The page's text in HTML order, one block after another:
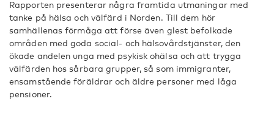
Rapporten presenterar några framtida utmaningar med
tanke på hälsa och välfärd i Norden. Till dem hör
samhällenas förmåga att förse även glest befolkade
områden med goda social- och hälsovårdstjänster, den
ökade andelen unga med psykisk ohälsa och att trygga
välfärden hos sårbara grupper, så som immigranter,
ensamstående föräldrar och äldre personer med låga
pensioner.